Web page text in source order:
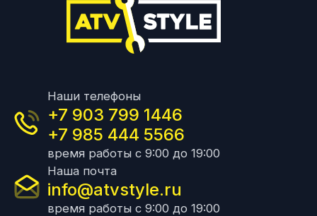
Наши телефоны
+7 903 799 1446
+7 985 444 5566
время работы с 9:00 до 19:00
Наша почта
info@atvstyle.ru
время работы с 9:00 до 19:00